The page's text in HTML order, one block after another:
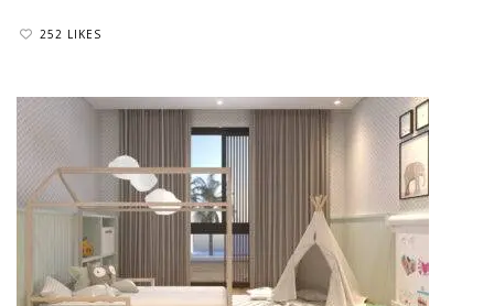
252 LIKES